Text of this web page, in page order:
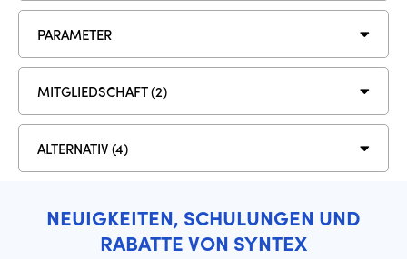
PARAMETER
MITGLIEDSCHAFT (2)
ALTERNATIV (4)
NEUIGKEITEN, SCHULUNGEN UND
RABATTE VON SYNTEX